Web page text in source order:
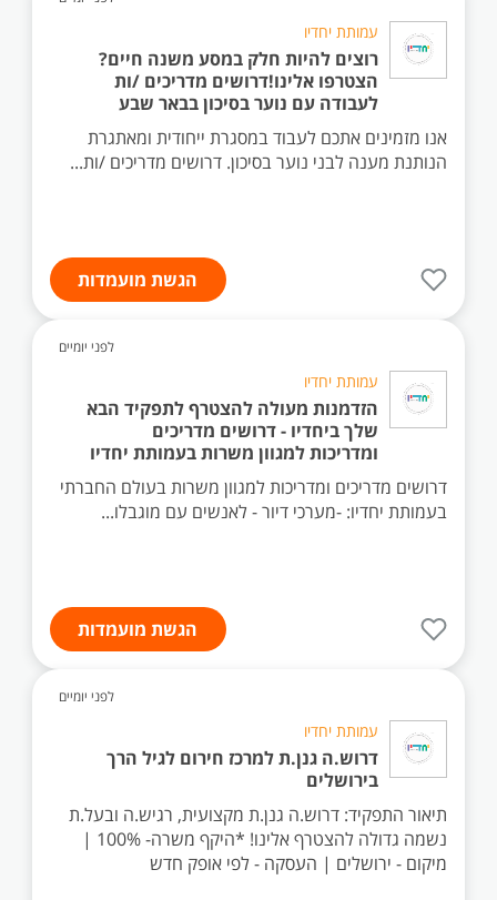
עמותת יחדיו
רוצים להיות חלק במסע משנה חיים?
הצטרפו אלינו!דרושים מדריכים /ות
לעבודה עם נוער בסיכון בבאר שבע
אנו מזמינים אתכם לעבוד במסגרת ייחודית ומאתגרת
הנותנת מענה לבני נוער בסיכון. דרושים מדריכים /ות...
הגשת מועמדות
לפני יומיים
עמותת יחדיו
הזדמנות מעולה להצטרף לתפקיד הבא
שלך ביחדיו - דרושים מדריכים
ומדריכות למגוון משרות בעמותת יחדיו
דרושים מדריכים ומדריכות למגוון משרות בעולם החברתי
בעמותת יחדיו: -מערכי דיור - לאנשים עם מוגבלו...
הגשת מועמדות
לפני יומיים
עמותת יחדיו
דרוש.ה גנן.ת למרכז חירום לגיל הרך
בירושלים
תיאור התפקיד: דרוש.ה גנן.ת מקצועית, רגיש.ה ובעל.ת
נשמה גדולה להצטרף אלינו! *היקף משרה- 100% |
מיקום - ירושלים | העסקה - לפי אופק חדש